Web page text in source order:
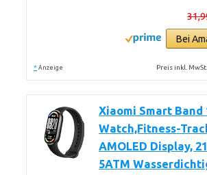
Bei
* Anzeige Preis inkl.
Xiaomi Smart Band
Watch,Fitness-
AMOLED Display,
5ATM